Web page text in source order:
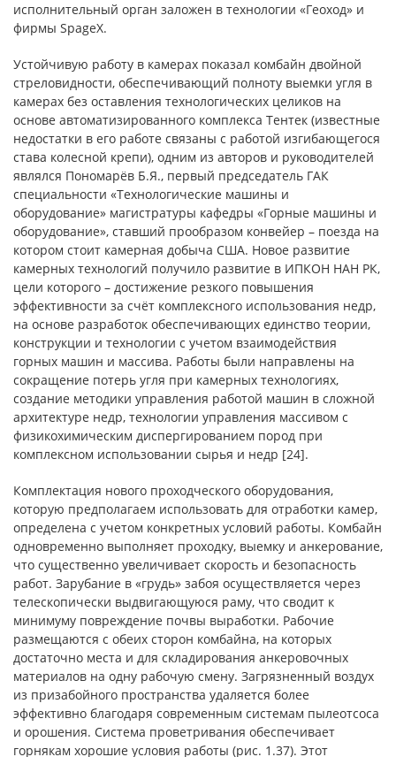
исполнительный орган заложен в технологии «Геоход» и
фирмы SpageX.
Устойчивую работу в камерах показал комбайн двойной
стреловидности, обеспечивающий полноту выемки угля в
камерах без оставления технологических целиков на
основе автоматизированного комплекса Тентек (известные
недостатки в его работе связаны с работой изгибающегося
става колесной крепи), одним из авторов и руководителей
являлся Пономарёв Б.Я., первый председатель ГАК
специальности «Технологические машины и
оборудование» магистратуры кафедры «Горные машины и
оборудование», ставший прообразом конвейер – поезда на
котором стоит камерная добыча США. Новое развитие
камерных технологий получило развитие в ИПКОН НАН РК,
цели которого – достижение резкого повышения
эффективности за счёт комплексного использования недр,
на основе разработок обеспечивающих единство теории,
конструкции и технологии с учетом взаимодействия
горных машин и массива. Работы были направлены на
сокращение потерь угля при камерных технологиях,
создание методики управления работой машин в сложной
архитектуре недр, технологии управления массивом с
физикохимическим диспергированием пород при
комплексном использовании сырья и недр [24].
Комплектация нового проходческого оборудования,
которую предполагаем использовать для отработки камер,
определена с учетом конкретных условий работы. Комбайн
одновременно выполняет проходку, выемку и анкерование,
что существенно увеличивает скорость и безопасность
работ. Зарубание в «грудь» забоя осуществляется через
телескопически выдвигающуюся раму, что сводит к
минимуму повреждение почвы выработки. Рабочие
размещаются с обеих сторон комбайна, на которых
достаточно места и для складирования анкеровочных
материалов на одну рабочую смену. Загрязненный воздух
из призабойного пространства удаляется более
эффективно благодаря современным системам пылеотсоса
и орошения. Система проветривания обеспечивает
горнякам хорошие условия работы (рис. 1.37). Этот